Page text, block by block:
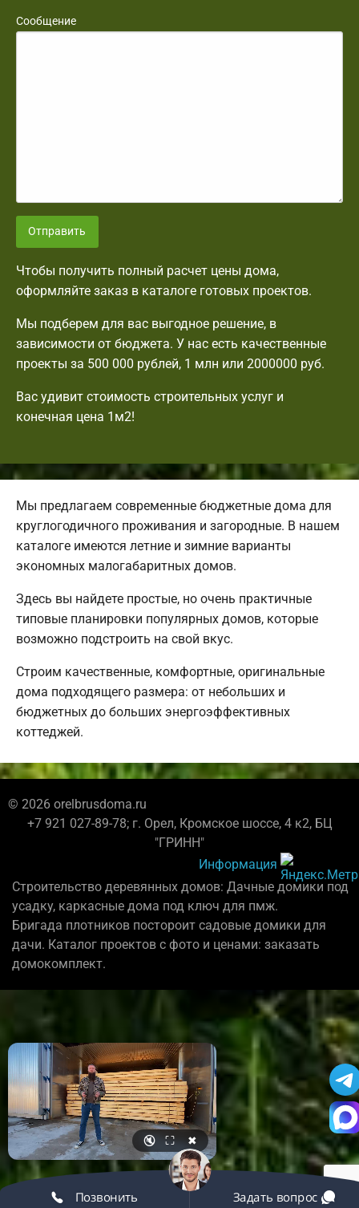
Сообщение
Отправить
Чтобы получить полный расчет цены дома,
оформляйте заказ в каталоге готовых проектов.
Мы подберем для вас выгодное решение, в
зависимости от бюджета. У нас есть качественные
проекты за 500 000 рублей, 1 млн или 2000000 руб.
Вас удивит стоимость строительных услуг и
конечная цена 1м2!
Мы предлагаем современные бюджетные дома для
круглогодичного проживания и загородные. В нашем
каталоге имеются летние и зимние варианты
экономных малогабаритных домов.
Здесь вы найдете простые, но очень практичные
типовые планировки популярных домов, которые
возможно подстроить на свой вкус.
Строим качественные, комфортные, оригинальные
дома подходящего размера: от небольших и
бюджетных до больших энергоэффективных
коттеджей.
© 2026 orelbrusdoma.ru
+7 921 027-89-78; г. Орел, Кромское шоссе, 4 к2, БЦ
"ГРИНН"
Информация
Строительство деревянных домов: Дачные домики под
усадку, каркасные дома под ключ для пмж.
Бригада плотников постороит садовые домики для
дачи. Каталог проектов с фото и ценами: заказать
домокомплект.
🔇 ⛶ ✖
Позвонить Задать вопрос